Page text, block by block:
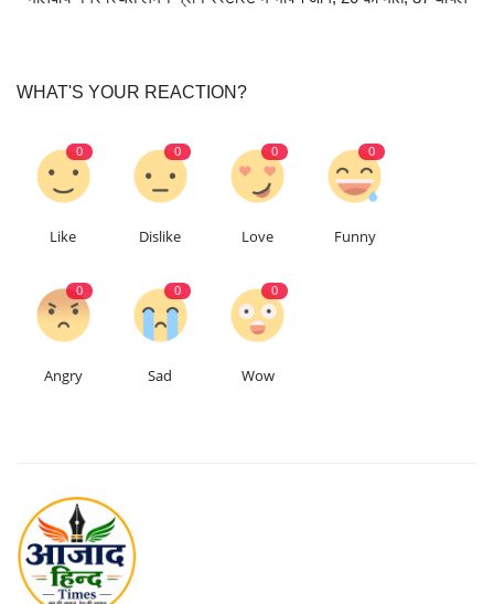
WHAT'S YOUR REACTION?
0
Like
0
Dislike
0
Love
0
Funny
0
Angry
0
Sad
0
Wow